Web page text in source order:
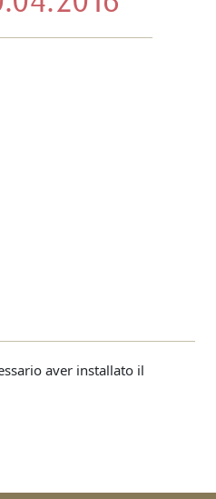
aver installato il